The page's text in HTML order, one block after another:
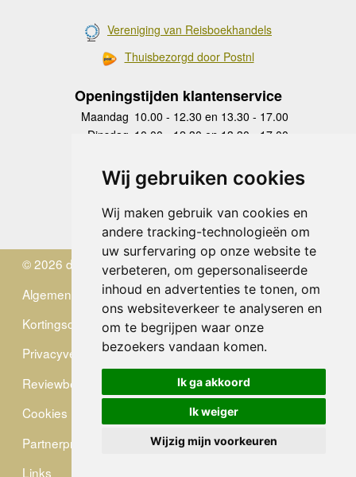
Wij gebruiken cookies
Wij maken gebruik van cookies en
andere tracking-technologieën om
uw surfervaring op onze website te
verbeteren, om gepersonaliseerde
inhoud en advertenties te tonen, om
ons websiteverkeer te analyseren en
om te begrijpen waar onze
bezoekers vandaan komen.
Ik ga akkoord
Ik weiger
Wijzig mijn voorkeuren
Vereniging van Reisboekhandels
Thuisbezorgd door Postnl
Openingstijden klantenservice
Maandag 10.00 - 12.30 en 13.30 - 17.00
Dinsdag 10.00 - 12.30 en 13.30 - 17.00
Donderdag
10.00 - 12.30 en 13.30 - 17.00
Vrijdag 10.00 - 12.30 en 13.30 - 17.00
Zaterdag
gesloten
Zondag gesloten
© 2026 de Zwerver
Algemene Voorwaarden
Kortingscode
Privacyverklaring
Reviewbeleid
Cookies
Partnerprogramma
Links